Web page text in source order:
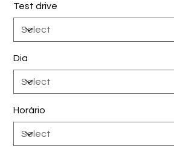
Test drive
Dia
Horário